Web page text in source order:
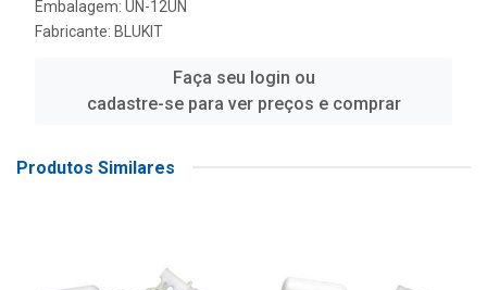
Embalagem: UN-12UN
Fabricante: BLUKIT
Faça seu login ou
cadastre-se para ver preços e comprar
Produtos Similares